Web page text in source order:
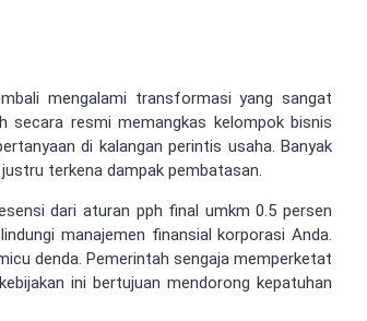
mengalami transformasi yang sangat
secara resmi memangkas kelompok bisnis
di kalangan perintis usaha. Banyak
terkena dampak pembatasan.
dari aturan pph final umkm 0.5 persen
manajemen finansial korporasi Anda.
denda. Pemerintah sengaja memperketat
ini bertujuan mendorong kepatuhan